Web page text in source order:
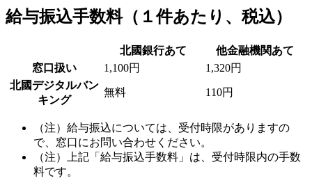
給与振込手数料（１件あたり、税込）
北國銀行あて
他金融機関あて
窓口扱い
1,100円
1,320円
北國デジタルバン
キング
無料 110円
（注）給与振込については、受付時限がありますの
で、窓口にお問い合わせください。
（注）上記「給与振込手数料」は、受付時限内の手数
料です。